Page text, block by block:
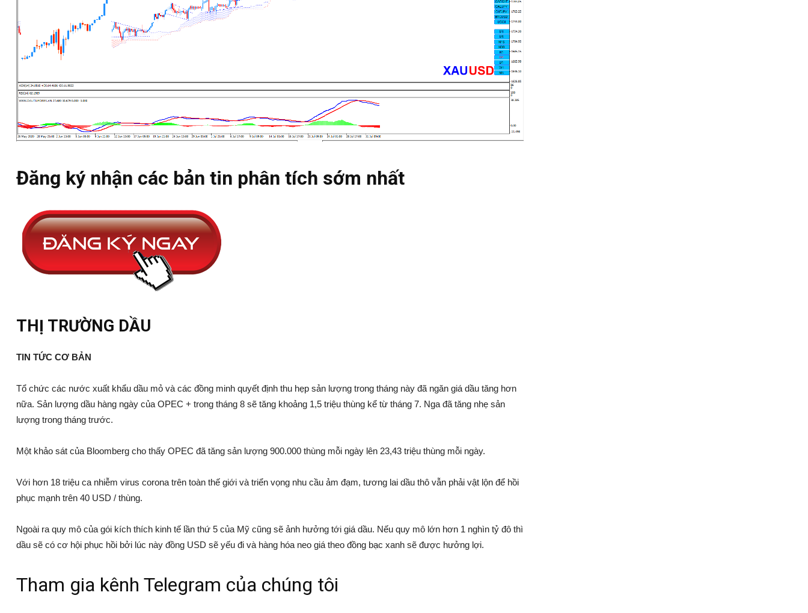
Đăng ký nhận các bản tin phân tích sớm nhất
THỊ TRƯỜNG DẦU
TIN TỨC CƠ BẢN
Tổ chức các nước xuất khẩu dầu mỏ và các đồng minh quyết định thu hẹp sản lượng trong tháng này đã ngăn giá dầu tăng hơn
nữa. Sản lượng dầu hàng ngày của OPEC + trong tháng 8 sẽ tăng khoảng 1,5 triệu thùng kể từ tháng 7. Nga đã tăng nhẹ sản
lượng trong tháng trước.
Một khảo sát của Bloomberg cho thấy OPEC đã tăng sản lượng 900.000 thùng mỗi ngày lên 23,43 triệu thùng mỗi ngày.
Với hơn 18 triệu ca nhiễm virus corona trên toàn thế giới và triển vọng nhu cầu ảm đạm, tương lai dầu thô vẫn phải vật lộn để hồi
phục mạnh trên 40 USD / thùng.
Ngoài ra quy mô của gói kích thích kinh tế lần thứ 5 của Mỹ cũng sẽ ảnh hưởng tới giá dầu. Nếu quy mô lớn hơn 1 nghìn tỷ đô thì
dầu sẽ có cơ hội phục hồi bởi lúc này đồng USD sẽ yếu đi và hàng hóa neo giá theo đồng bạc xanh sẽ được hưởng lợi.
Tham gia kênh Telegram của chúng tôi